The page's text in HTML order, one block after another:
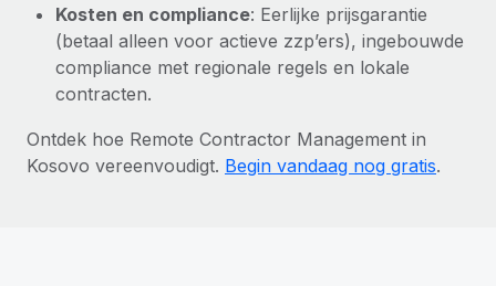
Kosten en compliance: Eerlijke prijsgarantie
(betaal alleen voor actieve zzp’ers), ingebouwde
compliance met regionale regels en lokale
contracten.
Ontdek hoe Remote Contractor Management in
Kosovo vereenvoudigt. Begin vandaag nog gratis.